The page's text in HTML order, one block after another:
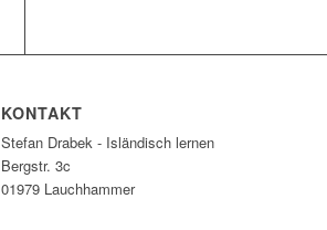
KONTAKT
Stefan Drabek - Isländisch lernen
Bergstr. 3c
01979 Lauchhammer